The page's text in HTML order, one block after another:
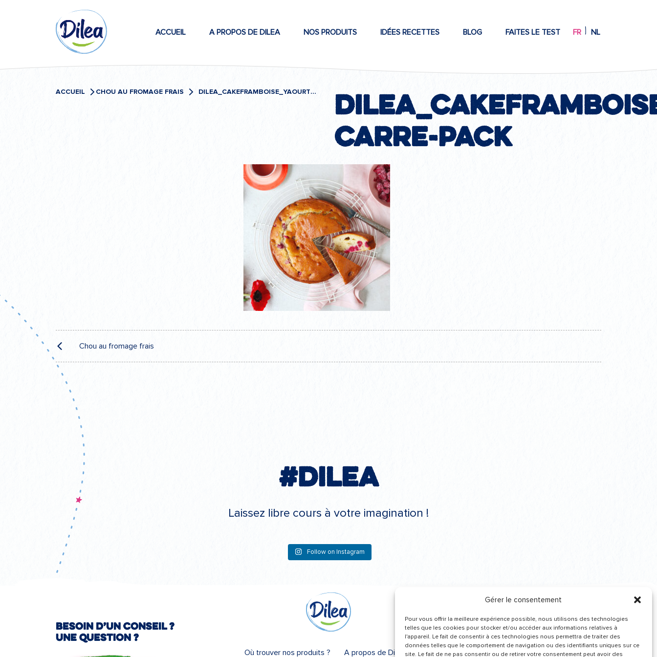
Gérer le consentement
Pour vous offrir la meilleure expérience possible, nous utilisons des technologies
telles que les cookies pour stocker et/ou accéder aux informations relatives à
l'appareil. Le fait de consentir à ces technologies nous permettra de traiter des
données telles que le comportement de navigation ou des identifiants uniques sur ce
site. Le fait de ne pas consentir ou de retirer votre consentement peut avoir des
Dilea
Zero
Lactose
ACCUEIL A PROPOS DE DILEA NOS PRODUITS IDÉES RECETTES BLOG FAITES LE TEST FR NL
ACCUEIL CHOU AU FROMAGE FRAIS DILEA_CAKEFRAMBOISE_YAOURTGREC-CARRE-PACK
carre-Pack
Navigation
de
l’article
Chou au fromage frais
#Dilea
Laissez libre cours à votre imagination !
Follow on Instagram
Besoin d’un conseil ?
Une question ?
Où trouver nos produits ? A propos de Dilea
Recevez de nos
nouvelles